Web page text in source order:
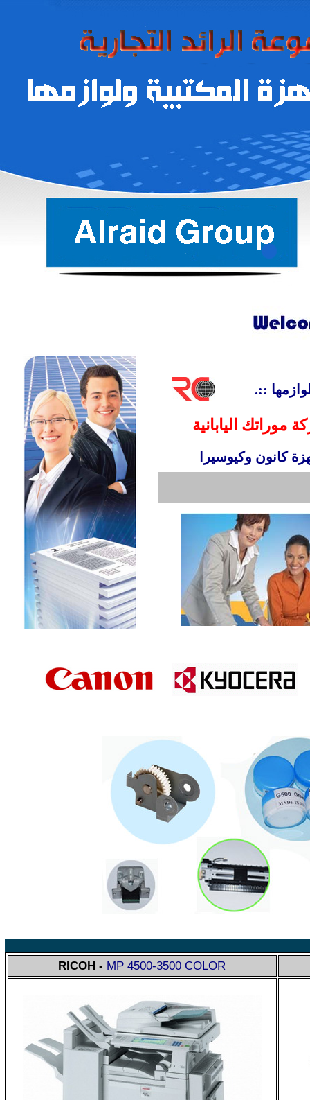
.::
موراتك اليابانية
كانون وكيوسيرا
RICOH - MP 4500-3500 COLOR